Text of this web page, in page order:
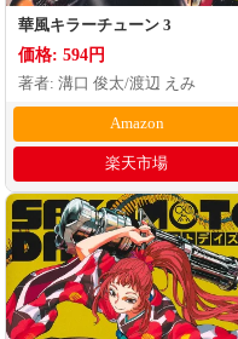
華風キラーチューン 3
価格: 594円
著者: 溝口 俊太/渡辺 えみ
Amazon
楽天市場